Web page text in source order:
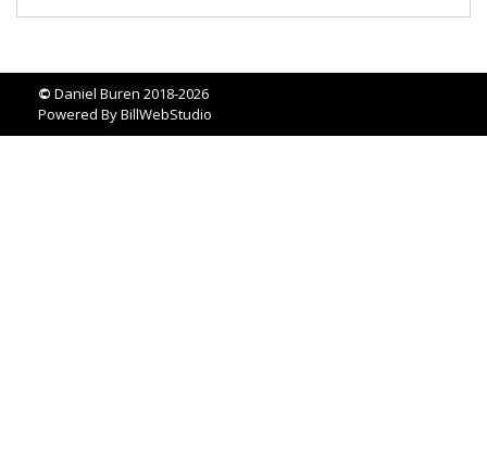
© Daniel Buren 2018-2026
Powered ByBillWebStudio